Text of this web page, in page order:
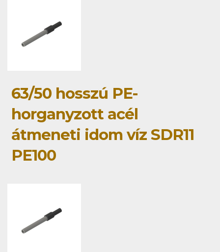
63/50 hosszú PE-
horganyzott acél
átmeneti idom víz SDR11
PE100